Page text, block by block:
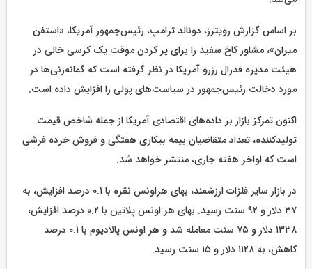
بر اساس گزارش رویترز، دونالد ترامپ، رئیس‌جمهور آمریکا، «استفن
میران»، مشاور کاخ سفید را برای پر کردن موقت یک کرسی خالی در
هیئت مدیره فدرال رزرو آمریکا در نظر گرفته است که گمانه‌زنی‌ها در
مورد دخالت رئیس‌جمهور در سیاست‌های پولی را افزایش داده است.
اکنون تمرکز بازار بر داده‌های اقتصادی آمریکا از جمله شاخص قیمت
تولیدکننده، تعداد متقاضیان بیمه بیکاری هفتگی و فروش خرده فرشی
است که اواخر هفته جاری، منتشر خواهد شد.
در بازار سایر فلزات ارزشمند، بهای هراونس نقره با ۰.۱ درصد افزایش، به
۳۷ دلار و ۹۲ سنت رسید. بهای هر اونس پلاتین با ۰.۲ درصد افزایش،
۱۳۳۸ دلار و ۷۵ سنت معامله شد و هر اونس پالادیوم با ۰.۱ درصد
کاهش، به ۱۱۲۸ دلار و ۱۵ سنت رسید.